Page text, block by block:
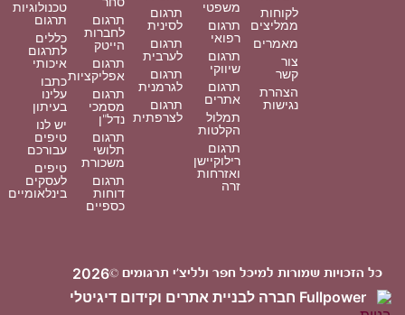
לקוחות
ממליצים
מאמרים
צור
קשר
הצהרת
נגישות
משפטי
תרגום
רפואי
תרגום
שיווקי
תרגום
אתרים
תמלול
הקלטות
תרגום
רילוקיישן
ואזרחות
זרה
תרגום
לסינית
תרגום
לערבית
תרגום
לגרמנית
תרגום
לצרפתית
תרגום
לחברות
הייטק
תרגום
אפליקציות
תרגום
מסמכי
נדל"ן
תרגום
תלושי
משכורת
תרגום
דוחות
כספיים
טכנולוגיות
תרגום
כללים
לתרגום
איכותי
כתבו
עלינו
בעיתון
יש לנו
טיפים
עבורכם
טיפים
לעסקים
בינלאומיים
כל הזכויות שמורות למיכל חפר ולליצ'י תרגומים ©2026
Fullpower חברה לבניית אתרים וקידום דיגיטלי